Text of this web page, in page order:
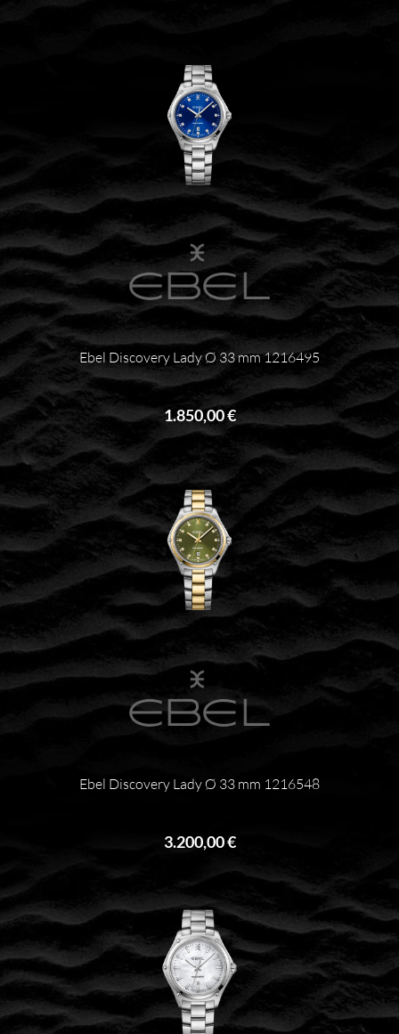
Ebel Discovery Lady Ø 33 mm 1216495
1.850,00 €
Ebel Discovery Lady Ø 33 mm 1216548
3.200,00 €